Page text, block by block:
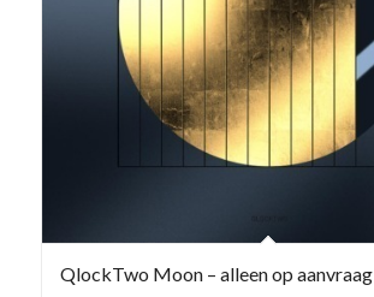
QlockTwo Moon – alleen op aanvraag